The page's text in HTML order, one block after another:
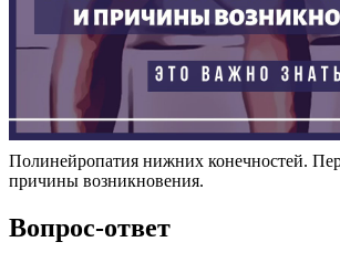
Полинейропатия нижних конечностей.
причины возникновения.
Вопрос-ответ